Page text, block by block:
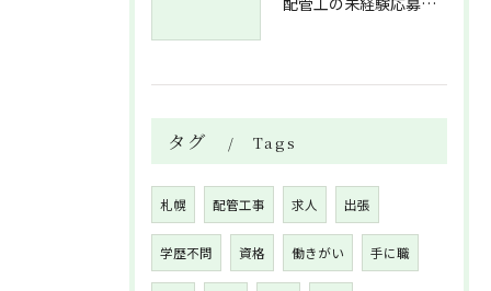
タグ Tags
札幌 配管工事 求人 出張
学歴不問 資格 働きがい 手に職